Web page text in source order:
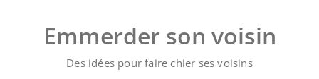
Emmerder son voisin
Des idées pour faire chier ses voisins